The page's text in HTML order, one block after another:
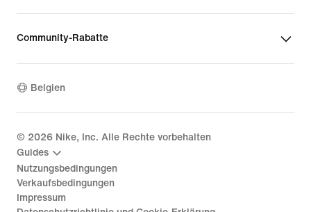
Community-Rabatte
Belgien
© 2026 Nike, Inc. Alle Rechte vorbehalten
Guides
Nutzungsbedingungen
Verkaufsbedingungen
Impressum